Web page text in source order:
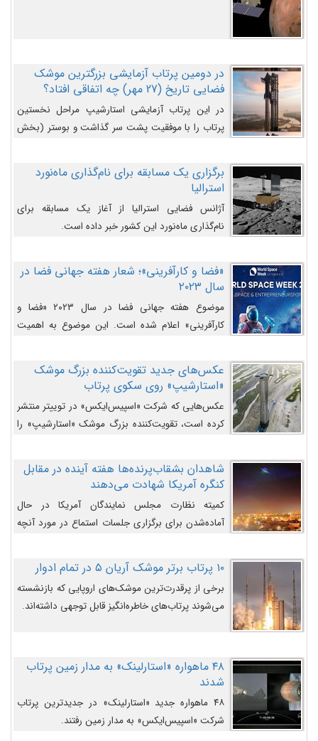
در دومین پرتاب آزمایشی بزرگترین موشک
فضایی تاریخ (27 مهر‌) چه اتفاقی افتاد؟
در این پرتاب آزمایشی استارشیپ مراحل نخستین
پرتاب را با موفقیت پشت سر گذاشت و بوستر (بخش
را وارد مسیر از پیش تعیین‌شده کند و سپس با یک
مکانیزم جدید با موفقیت از آن جدا شود. ‌
برگزاری یک مسابقه برای نام‌گذاری ماه‌نورد
استرالیا
آژانس فضایی استرالیا از آغاز یک مسابقه برای
نام‌گذاری ماه‌نورد این کشور خبر داده است.
«فضا و کارآفرینی»؛ شعار هفته جهانی فضا در
سال ۲۰۲۳
موضوع هفته جهانی فضا در سال ۲۰۲۳ «فضا و
کارآفرینی» اعلام شده است. این موضوع به اهمیت
روزافزون کارآفرینی در حوزه فضایی و مزایای جدیدی که
کارآفرینان این حوزه ایجاد می‌کنند، می‌پردازد.
عکس‌های جدید تقویت‌کننده بزرگ موشک
«استارشیپ» روی سکوی پرتاب
عکس‌هایی که شرکت «اسپیس‌ایکس» در توییتر منتشر
کرده است، تقویت‌کننده بزرگ موشک «استارشیپ» را
شاهدان بشقاب‌پرنده‌ها هفته آینده در مقابل
کنگره آمریکا شهادت می‌دهند
کمیته نظارت مجلس نمایندگان آمریکا در حال
آماده‌شدن برای برگزاری جلسات استماع در مورد آنچه
می‌دانند، است و قرار است افشاگران یوفوها هفته آینده
در مقابل آنها شهادت دهند.۱۰ پرتاب برتر موشک آریان ۵ در تمام ادوار
برخی از پرقدرت‌ترین موشک‌های اروپایی که بازنشسته
می‌شوند پرتاب‌های خاطره‌انگیز قابل توجهی داشته‌اند.
۴۸ ماهواره «استارلینک» به مدار زمین پرتاب
شدند
۴۸ ماهواره جدید «استارلینک» در جدیدترین پرتاب
شرکت «اسپیس‌ایکس» به مدار زمین رفتند.